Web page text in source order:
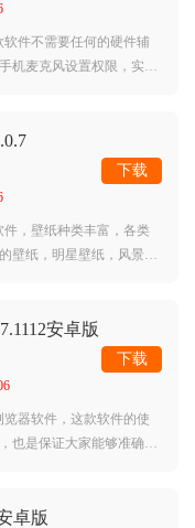
软件不需要任何的硬件辅
机麦克风设置权限，实时
件，壁纸种类丰富，各类
壁纸，明星壁纸，风景壁
下载
安卓版
器软件，这款软件的使
也是保证大家能够准确无
下载
卓版